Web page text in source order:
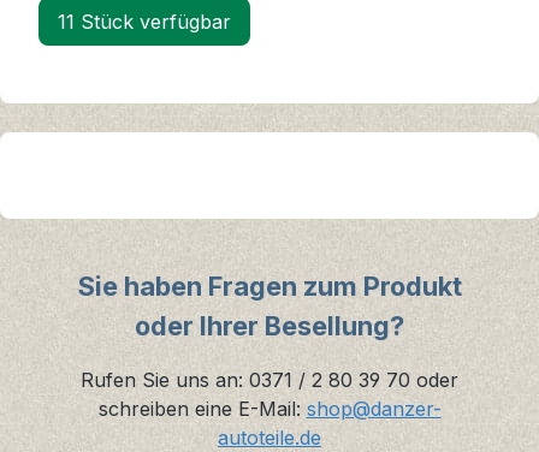
11 Stück verfügbar
Sie haben Fragen zum Produkt
oder Ihrer Besellung?
Rufen Sie uns an: 0371 / 2 80 39 70 oder
schreiben eine E-Mail: shop@danzer-
autoteile.de